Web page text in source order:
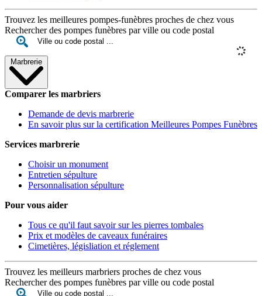
Trouvez les meilleures pompes-funèbres proches de chez vous
Rechercher des pompes funèbres par ville ou code postal
Marbrerie
Comparer les marbriers
Demande de devis marbrerie
En savoir plus sur la certification Meilleures Pompes Funèbres
Services marbrerie
Choisir un monument
Entretien sépulture
Personnalisation sépulture
Pour vous aider
Tous ce qu'il faut savoir sur les pierres tombales
Prix et modèles de caveaux funéraires
Cimetières, législiation et réglement
Trouvez les meilleurs marbriers proches de chez vous
Rechercher des pompes funèbres par ville ou code postal